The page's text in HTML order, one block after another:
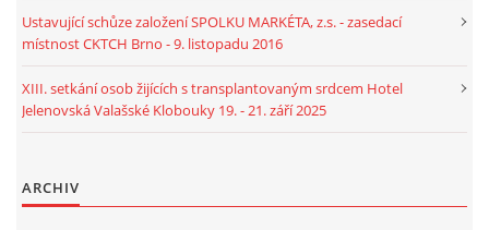
Ustavující schůze založení SPOLKU MARKÉTA, z.s. - zasedací
místnost CKTCH Brno - 9. listopadu 2016
XIII. setkání osob žijících s transplantovaným srdcem Hotel
Jelenovská Valašské Klobouky 19. - 21. září 2025
ARCHIV